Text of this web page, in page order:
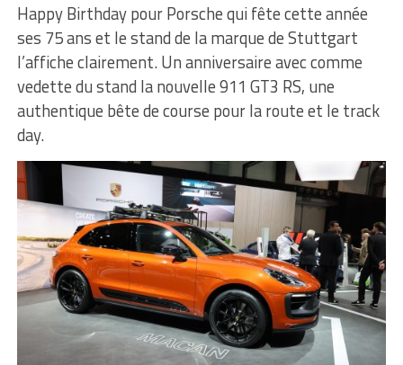
Happy Birthday pour Porsche qui fête cette année
ses 75 ans et le stand de la marque de Stuttgart
l’affiche clairement. Un anniversaire avec comme
vedette du stand la nouvelle 911 GT3 RS, une
authentique bête de course pour la route et le track
day.